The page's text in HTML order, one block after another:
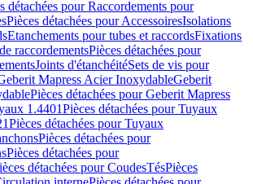
détachées pour Raccordements pour
Pièces détachées pour AccessoiresIsolations
Etanchements pour tubes et raccordsFixations
raccordementsPièces détachées pour
Joints d'étanchéitéSets de vis pour
Mapress Acier InoxydableGeberit
Pièces détachées pour Geberit Mapress
1.4401Pièces détachées pour Tuyaux
Pièces détachées pour Tuyaux
Pièces détachées pour
Pièces détachées pour
détachées pour CoudesTésPièces